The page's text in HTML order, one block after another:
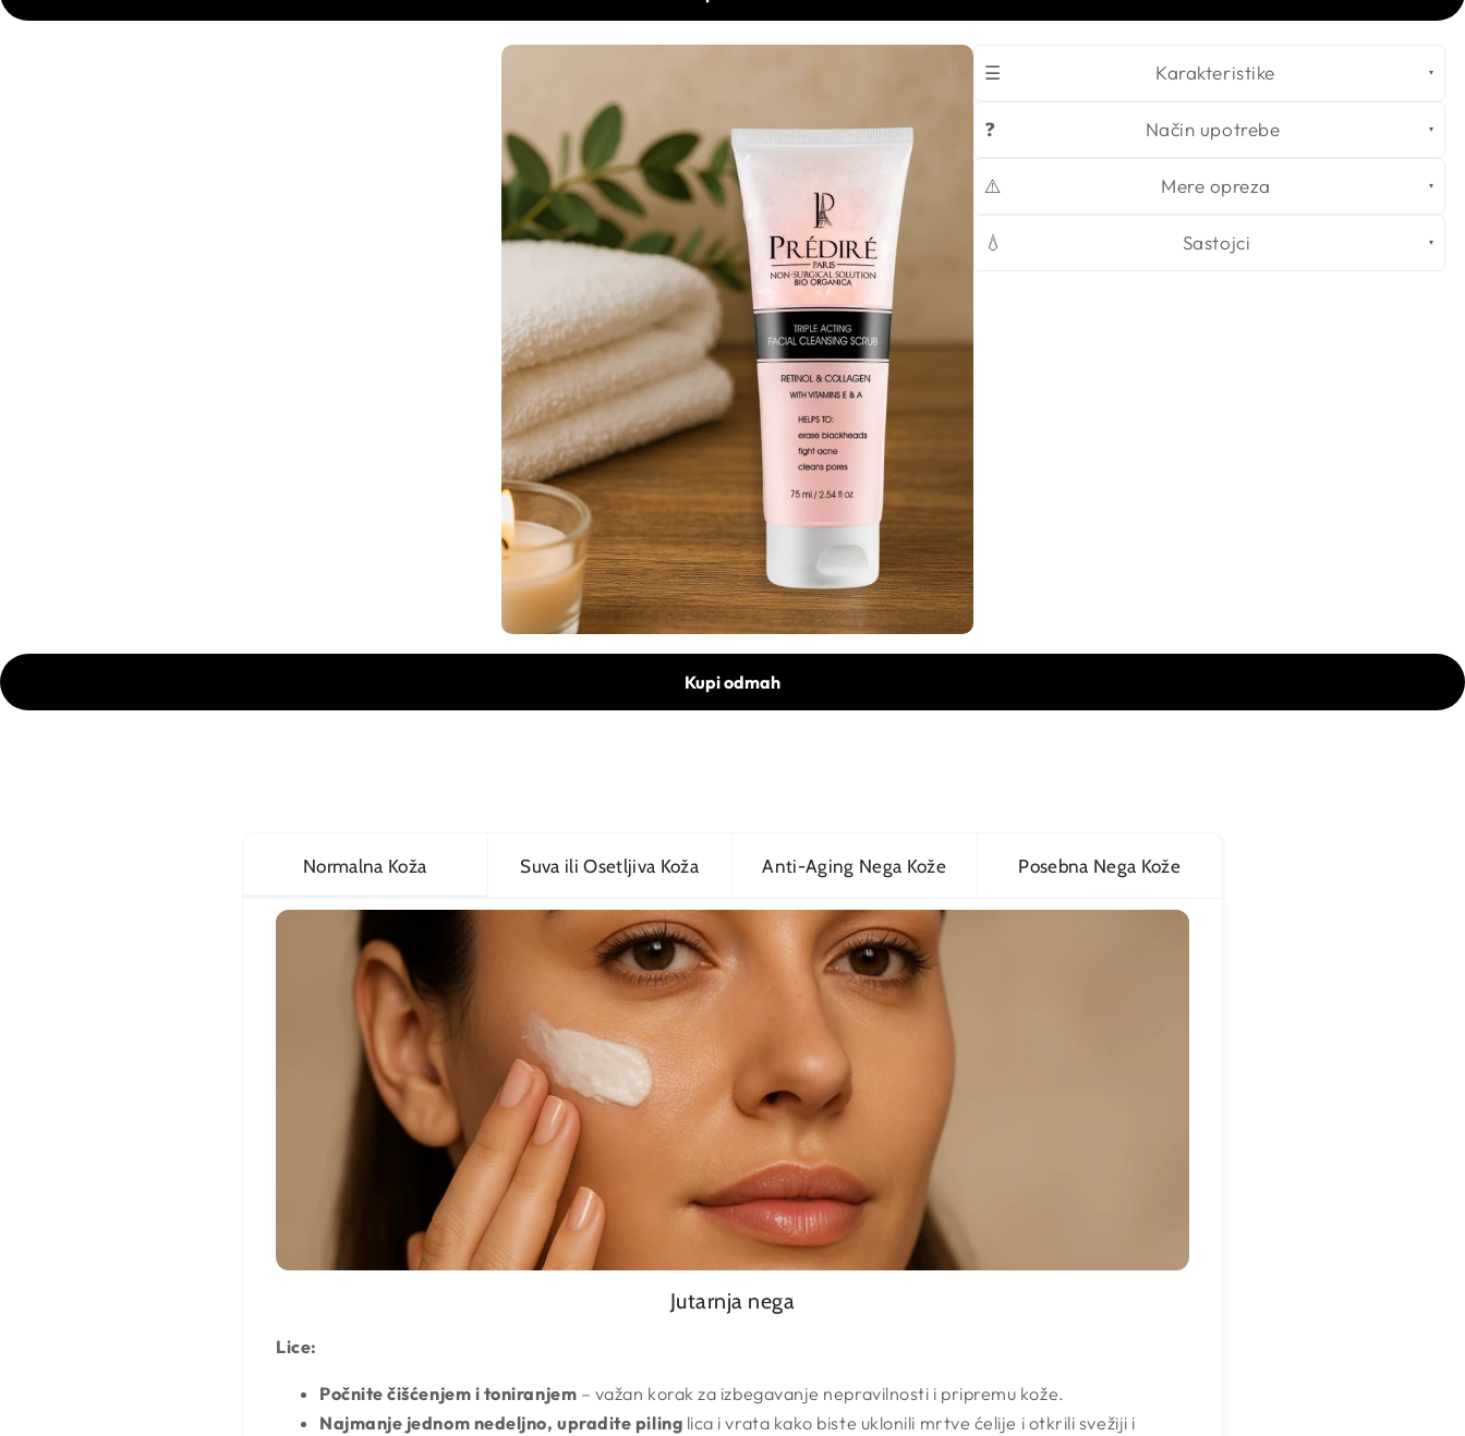
☰ Karakteristike
❓ Način upotrebe
⚠️ Mere opreza
💧 Sastojci
Kupi odmah
Normalna Koža Suva ili Osetljiva Koža Anti-Aging Nega Kože Posebna Nega Kože
Jutarnja nega
Lice:
Počnite čišćenjem i toniranjem – važan korak za izbegavanje nepravilnosti i pripremu kože.
Najmanje jednom nedeljno, upradite piling lica i vrata kako biste uklonili mrtve ćelije i otkrili svežiji i